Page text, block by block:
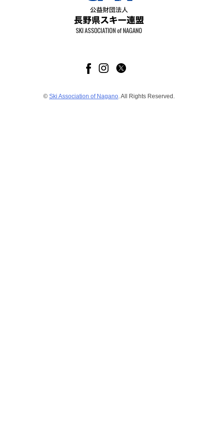
© Ski Association of Nagano. All Rights Reserved.